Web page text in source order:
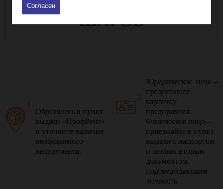
ШАГОВ
Обратитесь в пункт
выдачи «ПрофРент»
и уточните наличие
необходимого
инструмента.
Юридическое лицо –
предоставьте
карточку
предприятия.
Физическое лицо –
приезжайте в пункт
выдачи с паспортом
и любым вторым
документом,
подтверждающим
личность.
Согласен